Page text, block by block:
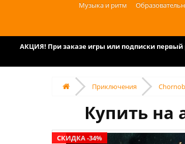
Музыка и ритм
АКЦИЯ! При заказе игры или подписки
Приключения
Купить на
СКИДКА -34%